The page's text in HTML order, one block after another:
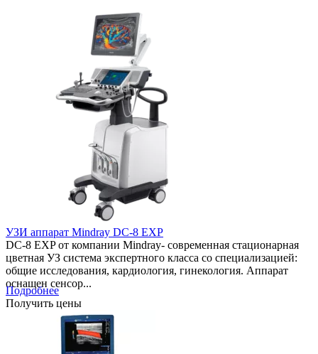
УЗИ аппарат Mindray DC-8 EXP
DC-8 EXP от компании Mindray- современная стационарная
цветная УЗ система экспертного класса со специализацией:
общие исследования, кардиология, гинекология. Аппарат
оснащен сенсор...
Подробнее
Получить цены